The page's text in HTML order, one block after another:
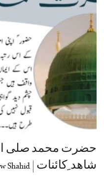
حضرت محمد صلی
شاھد ِکائنات | Hazrat Mohammad saww Shahid…